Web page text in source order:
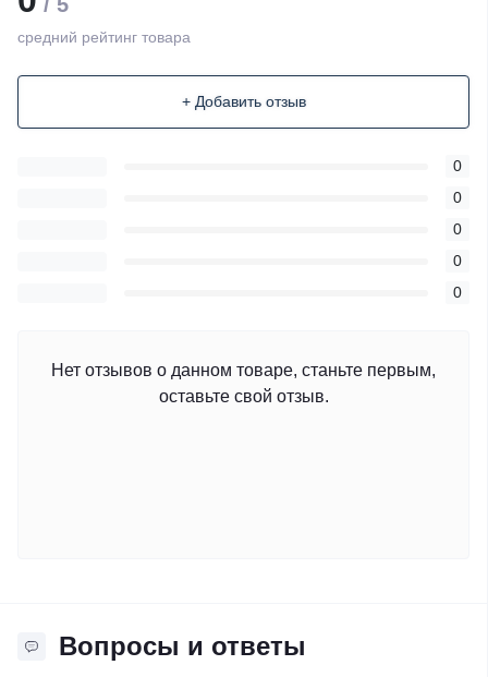
средний рейтинг товара
+ Добавить отзыв
0
0
0
0
0
Нет отзывов о данном товаре, станьте первым,
оставьте свой отзыв.
Вопросы и ответы